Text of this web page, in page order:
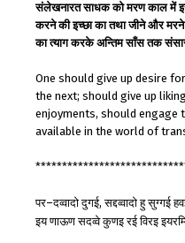
संलेखनारत साधक को मरण काल में
करने की इच्छा का तथा जीने और
का त्याग करके अन्तिम साँस तक
One should give up desire
the next; should give up
enjoyments, should engage
available in the world of
पर–दव्वादोदुगई,सद्दव्वादोहुसुग्गई
इयणाऊणसदव्वेकुणइरईविरइ